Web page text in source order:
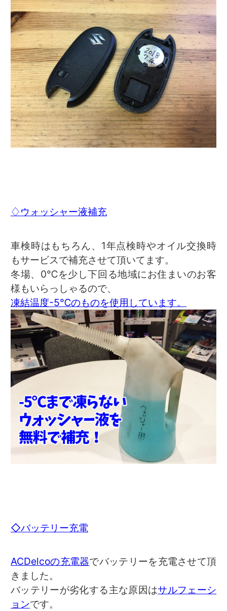
♢ウォッシャー液補充
車検時はもちろん、1年点検時やオイル交換時
もサービスで補充させて頂いてます。
冬場、0℃を少し下回る地域にお住まいのお客
様もいらっしゃるので、
凍結温度-5℃のものを使用しています。
◇バッテリー充電
ACDelcoの充電器でバッテリーを充電させて頂
きました。
バッテリーが劣化する主な原因はサルフェーシ
ョンです。